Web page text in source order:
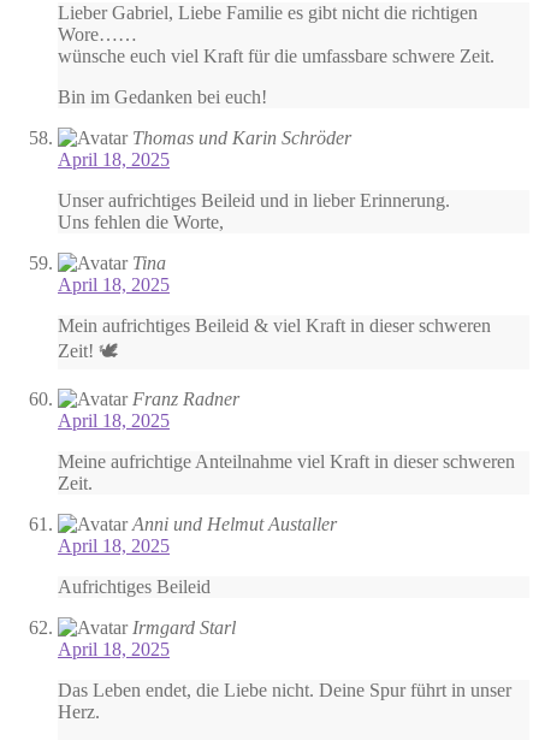
Lieber Gabriel, Liebe Familie es gibt nicht die richtigen
Wore……
wünsche euch viel Kraft für die umfassbare schwere Zeit.
Bin im Gedanken bei euch!
Thomas und Karin Schröder
April 18, 2025
Unser aufrichtiges Beileid und in lieber Erinnerung.
Uns fehlen die Worte,
Tina
April 18, 2025
Mein aufrichtiges Beileid & viel Kraft in dieser schweren
Zeit! 🕊️
Franz Radner
April 18, 2025
Meine aufrichtige Anteilnahme viel Kraft in dieser schweren
Zeit.
Anni und Helmut Austaller
April 18, 2025
Aufrichtiges Beileid
Irmgard Starl
April 18, 2025
Das Leben endet, die Liebe nicht. Deine Spur führt in unser
Herz.